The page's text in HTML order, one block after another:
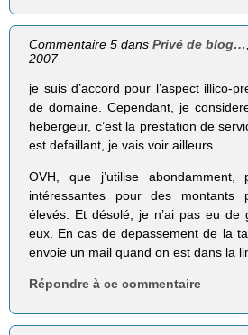
Commentaire 5 dansPrivé de blog…
2007
je suis d’accord pour l’aspect illico-
de domaine. Cependant, je
hebergeur, c’est la prestation de
est defaillant, je vais voir ailleurs.
OVH, que j’utilise abondamment,
intéressantes pour des montants
élevés. Et désolé, je n’ai pas eu de
eux. En cas de depassement de la
envoie un mail quand on est dans la
Répondre à ce commentaire